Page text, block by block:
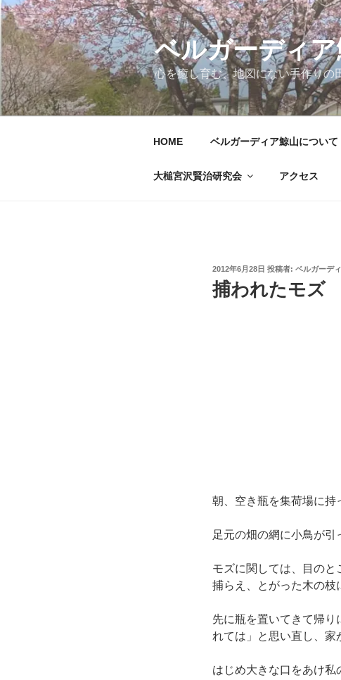
コ
ン
テ
ン
ツ
へ
ス
ベルガーディ
心を癒し育む、地図にない手作りの
HOME ベルガーディア鯨山について
大槌宮沢賢治研究会 アクセス
投
稿
日:
2012年6月28日 投稿者: ベルガーデ
捕われたモズ
朝、空き瓶を集荷場に持
足元の畑の網に小鳥が引
モズに関しては、目の
捕らえ、とがった木の枝
先に瓶を置いてきて帰
れては」と思い直し、家
はじめ大きな口をあけ